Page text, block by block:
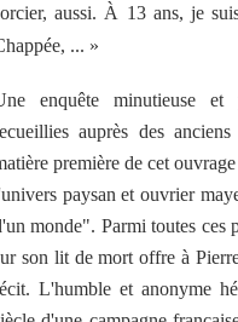
aussi. À 13 ans, je
... »
enquête minutieuse
auprès des
première de cet
paysan et ouvrier
monde". Parmi toutes ces
son lit de mort offre à
L'humble et anonyme